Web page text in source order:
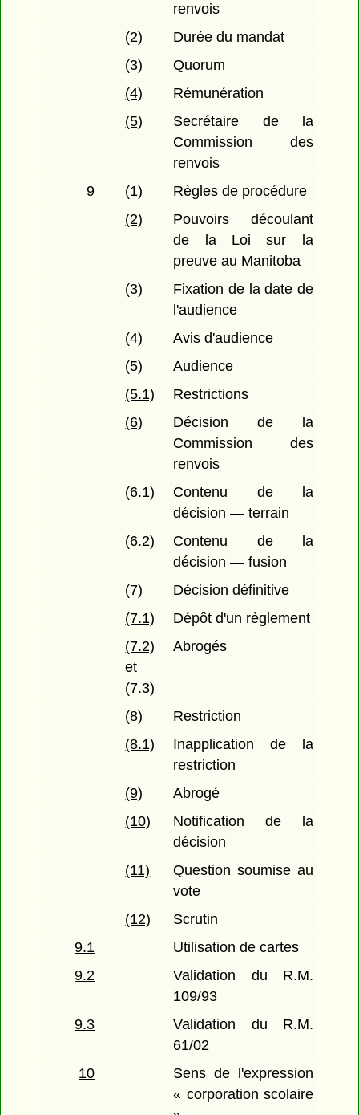
renvois
(2)
Durée du mandat
(3)
Quorum
(4)
Rémunération
(5)
Secrétaire de la
Commission des
renvois
9
(1)
Règles de procédure
(2)
Pouvoirs découlant
de la Loi sur la
preuve au Manitoba
(3)
Fixation de la date de
l'audience
(4)
Avis d'audience
(5)
Audience
(5.1)
Restrictions
(6)
Décision de la
Commission des
renvois
(6.1)
Contenu de la
décision — terrain
(6.2)
Contenu de la
décision — fusion
(7)
Décision définitive
(7.1)
Dépôt d'un règlement
(7.2)
et
(7.3)
Abrogés
(8)
Restriction
(8.1)
Inapplication de la
restriction
(9)
Abrogé
(10)
Notification de la
décision
(11)
Question soumise au
vote
(12)
Scrutin
9.1
Utilisation de cartes
9.2
Validation du R.M.
109/93
9.3
Validation du R.M.
61/02
10
Sens de l'expression
« corporation scolaire